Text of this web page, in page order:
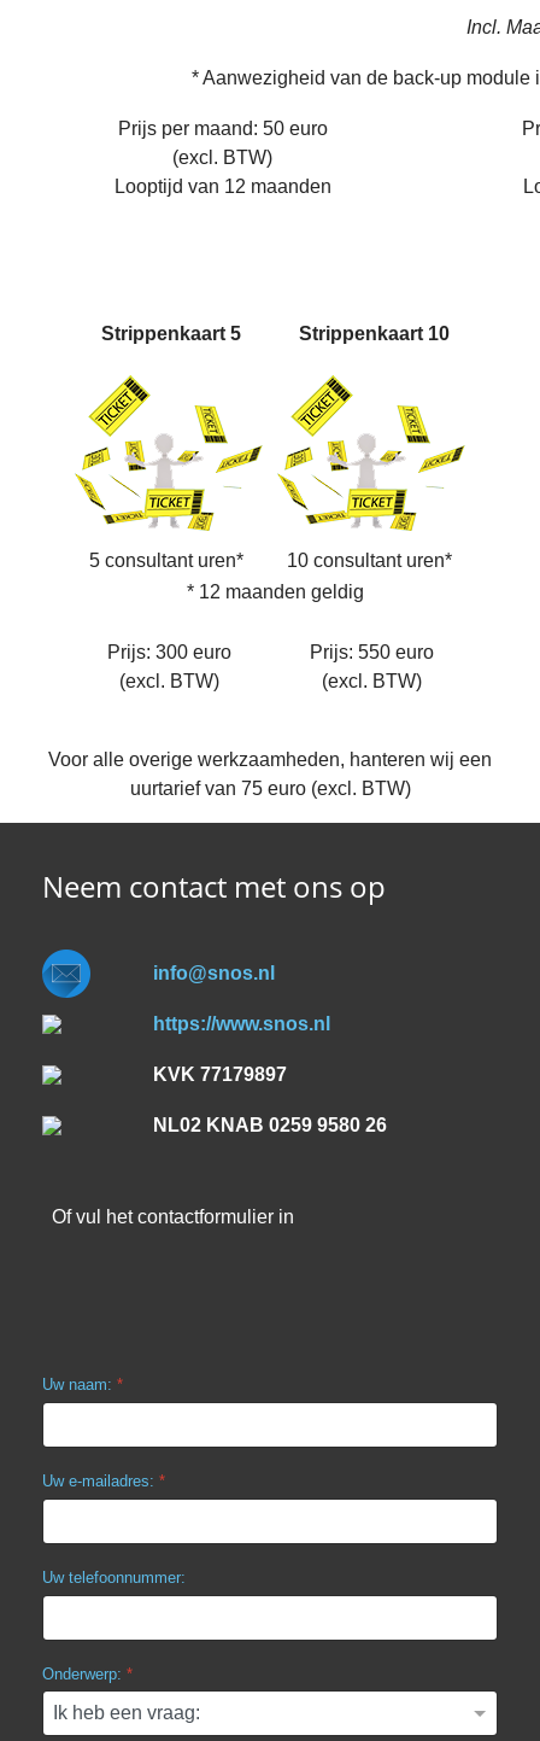
Incl.
* Aanwezigheid van de back-up module
Prijs per maand: 50 euro
(excl. BTW)
Looptijd van 12 maanden
Strippenkaart 5 Strippenkaart 10
5 consultant uren*
10 consultant uren*
* 12 maanden geldig
Prijs: 300 euro
(excl. BTW)
Prijs: 550 euro
(excl. BTW)
Voor alle overige werkzaamheden, hanteren wij een
uurtarief van 75 euro (excl. BTW)
Neem contact met ons op
info@snos.nl
https://www.snos.nl
KVK 77179897
NL02 KNAB 0259 9580 26
Of vul het contactformulier in
Uw naam: *
Uw e-mailadres: *
Uw telefoonnummer:
Onderwerp: *